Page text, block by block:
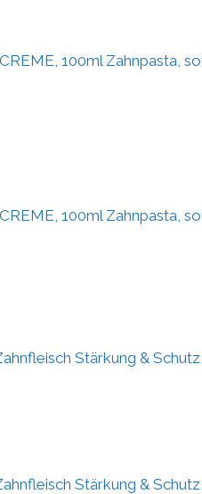
100ml Zahnpasta,
100ml Zahnpasta,
Stärkung &
Stärkung &